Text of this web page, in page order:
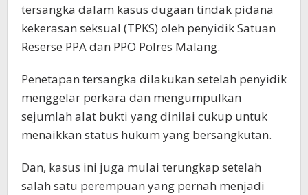
tersangka dalam kasus dugaan tindak pidana
kekerasan seksual (TPKS) oleh penyidik Satuan
Reserse PPA dan PPO Polres Malang.
Penetapan tersangka dilakukan setelah penyidik
menggelar perkara dan mengumpulkan
sejumlah alat bukti yang dinilai cukup untuk
menaikkan status hukum yang bersangkutan.
Dan, kasus ini juga mulai terungkap setelah
salah satu perempuan yang pernah menjadi